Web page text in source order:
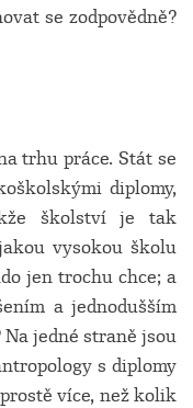
se zodpovědně?
trhu práce. Stát se
diplomy,
školství je tak
vysokou školu
jen trochu chce; a
a jednodušším
jedné straně jsou
s diplomy
více, než kolik